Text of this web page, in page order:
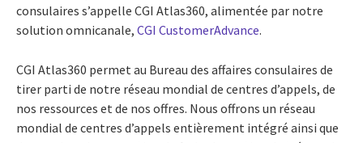
consulaires s’appelle CGI Atlas360, alimentée par notre
solution omnicanale, CGI CustomerAdvance.
CGI Atlas360 permet au Bureau des affaires consulaires de
tirer parti de notre réseau mondial de centres d’appels, de
nos ressources et de nos offres. Nous offrons un réseau
mondial de centres d’appels entièrement intégré ainsi que